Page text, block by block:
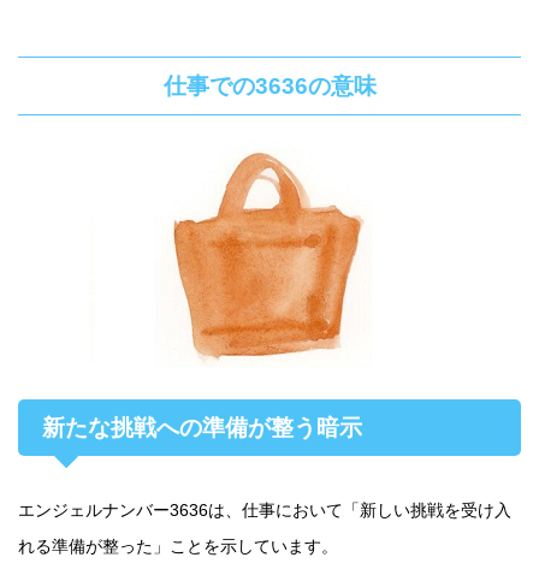
仕事での3636の意味
新たな挑戦への準備が整う暗示
エンジェルナンバー3636は、仕事において「新しい挑戦を受け入
れる準備が整った」ことを示しています。